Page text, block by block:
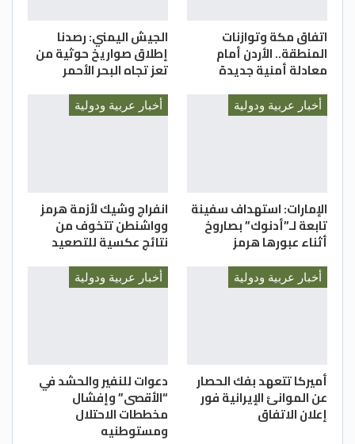
اتفاق مكة وتوازنات
المنطقة.. الأردن أمام
معادلة أمنية جديدة
الجيش اليمني: رصدنا
إطلاق صواريخ حوثية من
تعز تجاه البحر الأحمر
أخبار عربية ودولية
الإمارات: استهداف سفينة
تابعة لـ”أدنوك” بصاروخ
أثناء عبورها هرمز
أخبار عربية ودولية
انفراج وشيك لأزمة هرمز
وواشنطن تتخوف من
نتائج عكسية للتصعيد
أخبار عربية ودولية
أميركا تتعهد بفك الحصار
عن الموانئ الإيرانية فور
إعلان الاتفاق
أخبار عربية ودولية
دعوات للنفير والحشد في
“الأقصى” وإفشال
مخططات الاحتلال
ومستوطنيه